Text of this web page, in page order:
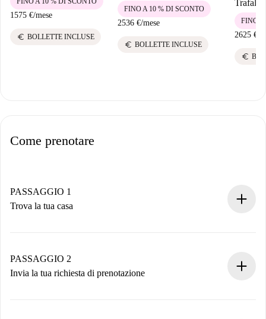
1575 €/mese
euro BOLLETTE INCLUSE
2536 €/mese
FINO A 10 % DI SCONTO
euro BOLLETTE INCLUSE
2625 €
FINO A
euro
Come prenotare
PASSAGGIO 1
Trova la tua casa
Hai tutte le informazioni necessarie in anticipo.
PASSAGGIO 2
Invia la tua richiesta di prenotazione